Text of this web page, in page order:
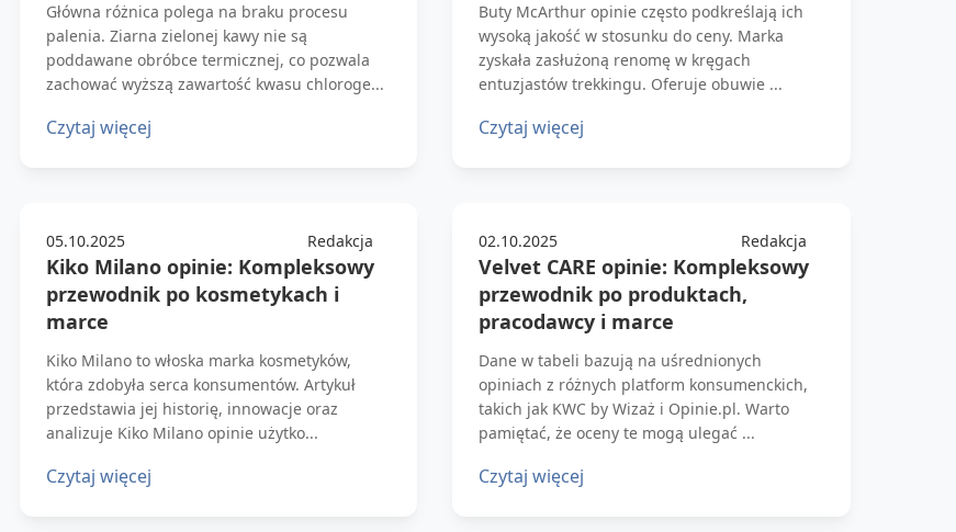
Główna różnica polega na braku procesu
palenia. Ziarna zielonej kawy nie są
poddawane obróbce termicznej, co pozwala
zachować wyższą zawartość kwasu chloroge...
Czytaj więcej
Buty McArthur opinie często podkreślają ich
wysoką jakość w stosunku do ceny. Marka
zyskała zasłużoną renomę w kręgach
entuzjastów trekkingu. Oferuje obuwie ...
Czytaj więcej
05.10.2025 Redakcja
Kiko Milano opinie: Kompleksowy
przewodnik po kosmetykach i
marce
Kiko Milano to włoska marka kosmetyków,
która zdobyła serca konsumentów. Artykuł
przedstawia jej historię, innowacje oraz
analizuje Kiko Milano opinie użytko...
Czytaj więcej
02.10.2025 Redakcja
Velvet CARE opinie: Kompleksowy
przewodnik po produktach,
pracodawcy i marce
Dane w tabeli bazują na uśrednionych
opiniach z różnych platform konsumenckich,
takich jak KWC by Wizaż i Opinie.pl. Warto
pamiętać, że oceny te mogą ulegać ...
Czytaj więcej